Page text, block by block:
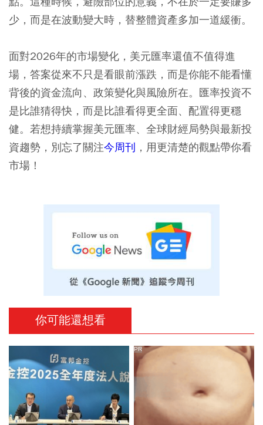
少，而是在波動變大時，替整體資產多加一道緩衝。
面對2026年的市場變化，美元匯率還值不值得進
場，答案從來不只是看眼前漲跌，而是你能不能看懂
背後的資金流向、政策變化與風險所在。匯率投資不
是比誰猜得快，而是比誰看得更全面、配置得更穩
健。若想持續掌握美元匯率、全球財經局勢與最新投
資趨勢，別忘了關注今周刊 ，用更清楚的觀點帶你看
市場！
你可能還想看
PR